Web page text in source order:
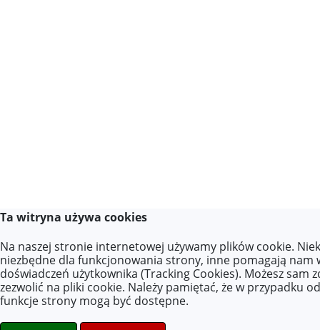
Ta witryna używa cookies
Na naszej stronie internetowej używamy plików cookie.
niezbędne dla funkcjonowania strony, inne pomagają nam
doświadczeń użytkownika (Tracking Cookies). Możesz sam
zezwolić na pliki cookie. Należy pamiętać, że w przypadku
funkcje strony mogą być dostępne.